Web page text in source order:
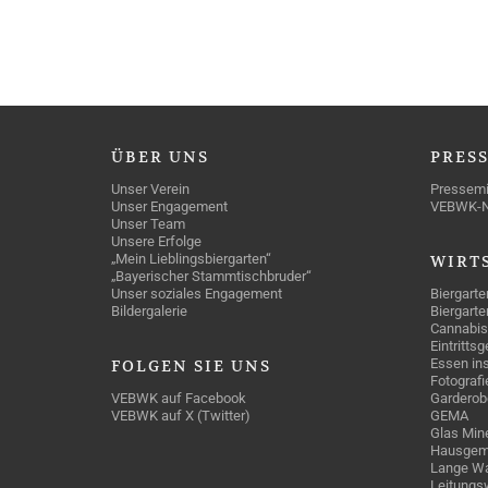
ÜBER UNS
Unser Verein
Unser Engagement
Unser Team
Unsere Erfolge
„Mein Lieblingsbiergarten“
„Bayerischer Stammtischbruder“
Unser soziales Engagement
Bildergalerie
FOLGEN SIE UNS
VEBWK auf Facebook
VEBWK auf X (Twitter)
VEBWK-
Essen
GEMA
Glas
Lange